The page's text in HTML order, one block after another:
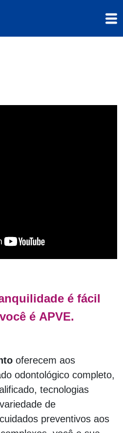
é fácil
é APVE.
oferecem aos
odontológico completo,
tecnologias
de
preventivos aos